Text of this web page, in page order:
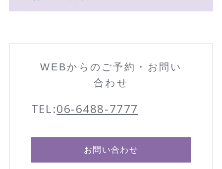
WEBからのご予約・お問い
合わせ
TEL:06-6488-7777
お問い合わせ